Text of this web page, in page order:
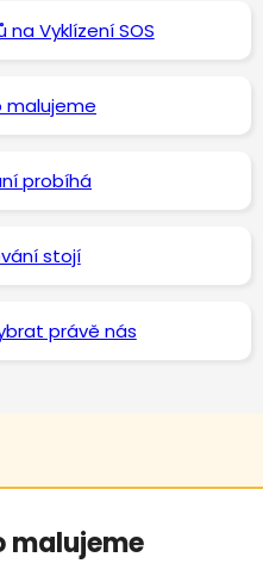
na Vyklízení SOS
malujeme
probíhá
stojí
právě nás
malujeme